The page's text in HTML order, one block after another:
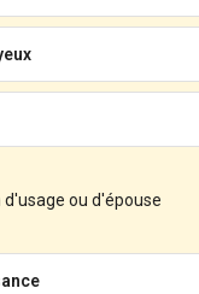
ou d'épouse